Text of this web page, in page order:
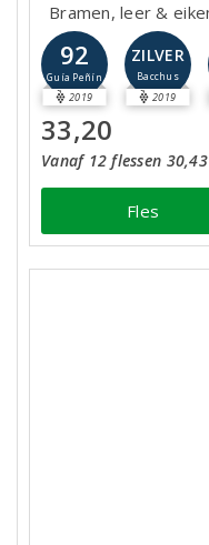
Bramen, leer &
92
Guía Peñín
2019
ZILVER
Bacchus
2019
33,20
Vanaf 12 flessen
Fles